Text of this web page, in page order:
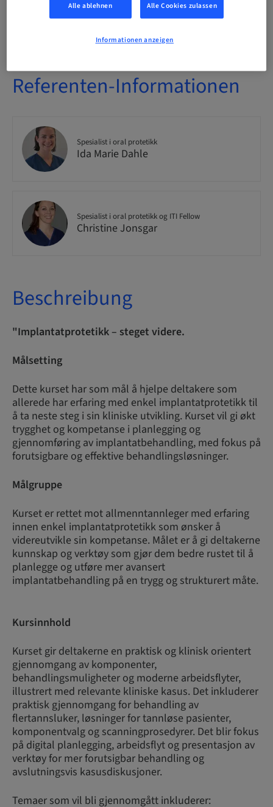
Verfügbare Plätze
Referenten-Informationen
Spesialist i oral protetikk
Ida Marie Dahle
Spesialist i oral protetikk og ITI Fellow
Christine Jonsgar
Beschreibung
"Implantatprotetikk – steget videre.
Målsetting
Dette kurset har som mål å hjelpe deltakere som
allerede har erfaring med enkel implantatprotetikk til
å ta neste steg i sin kliniske utvikling. Kurset vil gi økt
trygghet og kompetanse i planlegging og
gjennomføring av implantatbehandling, med fokus på
forutsigbare og effektive behandlingsløsninger.
Målgruppe
Kurset er rettet mot allmenntannleger med erfaring
innen enkel implantatprotetikk som ønsker å
videreutvikle sin kompetanse. Målet er å gi deltakerne
kunnskap og verktøy som gjør dem bedre rustet til å
planlegge og utføre mer avansert
implantatbehandling på en trygg og strukturert måte.
Kursinnhold
Kurset gir deltakerne en praktisk og klinisk orientert
gjennomgang av komponenter,
behandlingsmuligheter og moderne arbeidsflyter,
illustrert med relevante kliniske kasus. Det inkluderer
praktisk gjennomgang for behandling av
flertannsluker, løsninger for tannløse pasienter,
komponentvalg og scanningprosedyrer. Det blir fokus
på digital planlegging, arbeidsflyt og presentasjon av
verktøy for mer forutsigbar behandling og
avslutningsvis kasusdiskusjoner.
Temaer som vil bli gjennomgått inkluderer:
Alle ablehnen Alle Cookies zulassen
Informationen anzeigen